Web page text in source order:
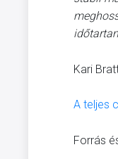
Kari
A teljes
Forrás